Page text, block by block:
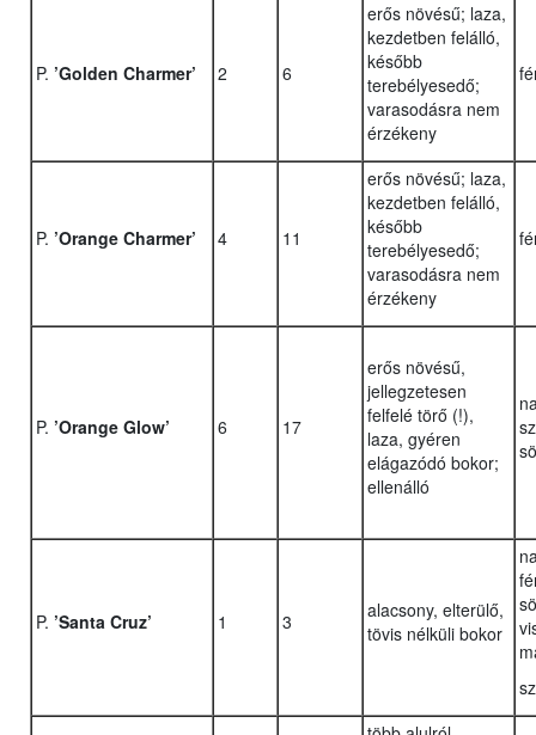
P. ’Golden Charmer’ 2 6
erős növésű; laza,
kezdetben felálló,
később
terebélyesedő;
varasodásra nem
érzékeny
P. ’Orange Charmer’ 4 11
erős növésű; laza,
kezdetben felálló,
később
terebélyesedő;
varasodásra nem
érzékeny
P. ’Orange Glow’ 6 17
erős növésű,
jellegzetesen
felfelé törő (!),
laza, gyéren
elágazódó bokor;
ellenálló
P. ’Santa Cruz’ 1 3
alacsony, elterülő,
tövis nélküli bokor